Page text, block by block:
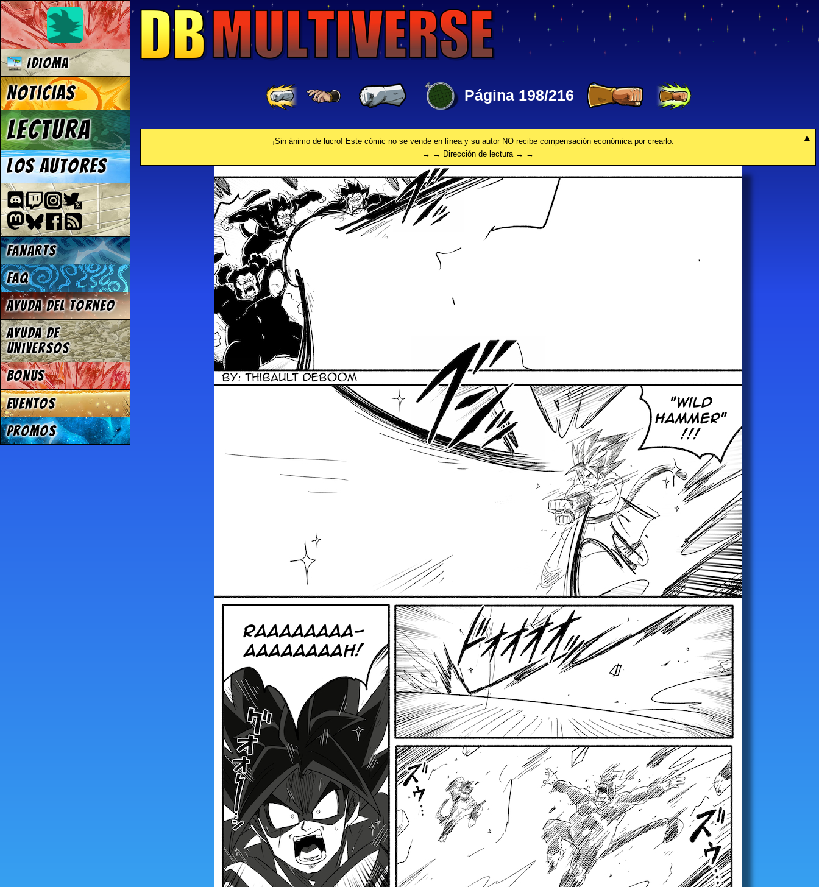
Página 198/216
¡Sin ánimo de lucro! Este cómic no se vende en línea y su autor NO recibe compensación económica por crearlo.
→ → Dirección de lectura → →
Idioma
Noticias
Lectura
Los autores
Fanarts
FAQ
Ayuda del torneo
Ayuda de
Universos
Bonus
Eventos
Promos